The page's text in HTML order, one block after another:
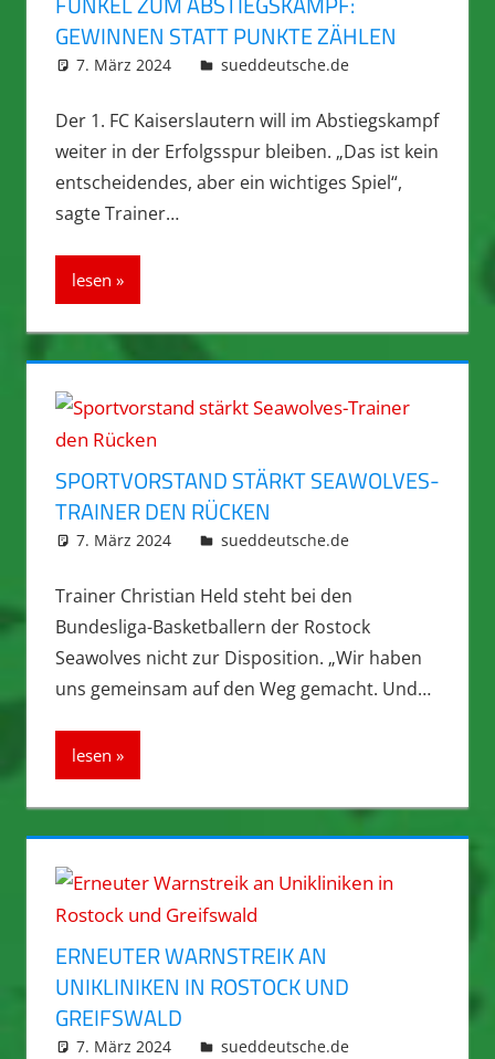
GEWINNEN STATT PUNKTE ZÄHLEN
7. März 2024 integromat
sueddeutsche.de
Der 1. FC Kaiserslautern will im Abstiegskampf
weiter in der Erfolgsspur bleiben. „Das ist kein
entscheidendes, aber ein wichtiges Spiel“,
sagte Trainer…
lesen
SPORTVORSTAND STÄRKT SEAWOLVES-
TRAINER DEN RÜCKEN
7. März 2024 integromat
sueddeutsche.de
Trainer Christian Held steht bei den
Bundesliga-Basketballern der Rostock
Seawolves nicht zur Disposition. „Wir haben
uns gemeinsam auf den Weg gemacht. Und…
lesen
ERNEUTER WARNSTREIK AN
UNIKLINIKEN IN ROSTOCK UND
GREIFSWALD
7. März 2024 integromat
sueddeutsche.de